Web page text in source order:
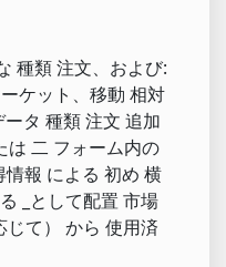
種類 注文、および:
ケット、移動 相対
タ 種類 注文 追加
は 二 フォーム内の
情報 による 初め 横
_として配置 市場
じて） から 使用済